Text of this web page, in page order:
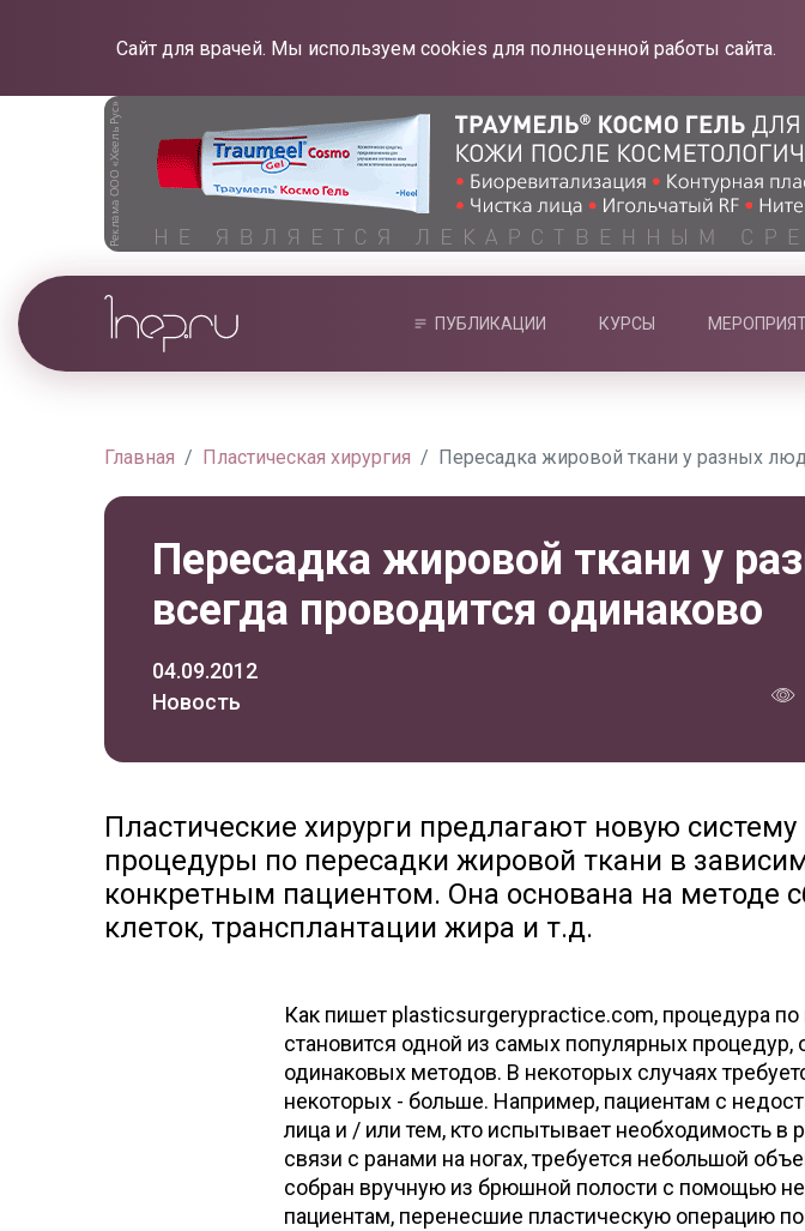
Сайт для врачей. Мы используем cookies для полноценной работы сайта.
ПУБЛИКАЦИИ КУРСЫ
Главная Пластическая хирургия Пересадка жировой ткани у разных
Пересадка жировой ткани у
всегда проводится одинаково
04.09.2012
Новость
Пластические хирурги предлагают новую
процедуры по пересадки жировой ткани в
конкретным пациентом. Она основана на методе
клеток, трансплантации жира и т.д.
Как пишет plasticsurgerypractice.com, процедура
становится одной из самых популярных процедур,
одинаковых методов. В некоторых случаях
некоторых - больше. Например, пациентам с
лица и / или тем, кто испытывает необходимость в
связи с ранами на ногах, требуется небольшой
собран вручную из брюшной полости с помощью
пациентам, перенесшие пластическую операцию